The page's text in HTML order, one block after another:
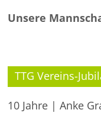
Unsere
TTG Vereins-
10 Jahre | Anke